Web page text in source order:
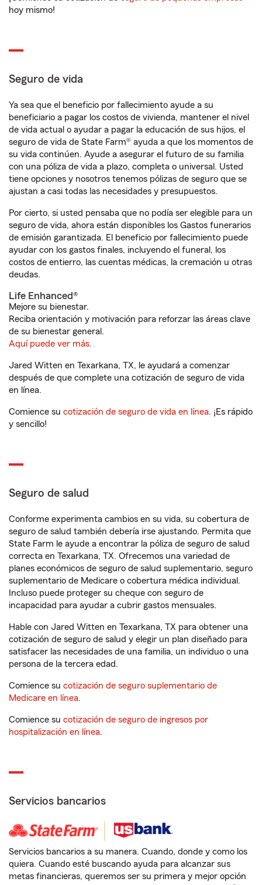
hoy mismo!
Seguro de vida
Ya sea que el beneficio por fallecimiento ayude a su
beneficiario a pagar los costos de vivienda, mantener el nivel
de vida actual o ayudar a pagar la educación de sus hijos, el
seguro de vida de State Farm® ayuda a que los momentos de
su vida continúen. Ayude a asegurar el futuro de su familia
con una póliza de vida a plazo, completa o universal. Usted
tiene opciones y nosotros tenemos pólizas de seguro que se
ajustan a casi todas las necesidades y presupuestos.
Por cierto, si usted pensaba que no podía ser elegible para un
seguro de vida, ahora están disponibles los Gastos funerarios
de emisión garantizada. El beneficio por fallecimiento puede
ayudar con los gastos finales, incluyendo el funeral, los
costos de entierro, las cuentas médicas, la cremación u otras
deudas.
Life Enhanced®
Mejore su bienestar.
Reciba orientación y motivación para reforzar las áreas clave
de su bienestar general.
Aquí puede ver más.
Jared Witten en Texarkana, TX, le ayudará a comenzar
después de que complete una cotización de seguro de vida
en línea.
Comience su cotización de seguro de vida en línea. ¡Es rápido
y sencillo!
Seguro de salud
Conforme experimenta cambios en su vida, su cobertura de
seguro de salud también debería irse ajustando. Permita que
State Farm le ayude a encontrar la póliza de seguro de salud
correcta en Texarkana, TX. Ofrecemos una variedad de
planes económicos de seguro de salud suplementario, seguro
suplementario de Medicare o cobertura médica individual.
Incluso puede proteger su cheque con seguro de
incapacidad para ayudar a cubrir gastos mensuales.
Hable con Jared Witten en Texarkana, TX para obtener una
cotización de seguro de salud y elegir un plan diseñado para
satisfacer las necesidades de una familia, un individuo o una
persona de la tercera edad.
Comience su cotización de seguro suplementario de
Medicare en línea.
Comience su cotización de seguro de ingresos por
hospitalización en línea.
Servicios bancarios
Servicios bancarios a su manera. Cuando, donde y como los
quiera. Cuando esté buscando ayuda para alcanzar sus
metas financieras, queremos ser su primera y mejor opción